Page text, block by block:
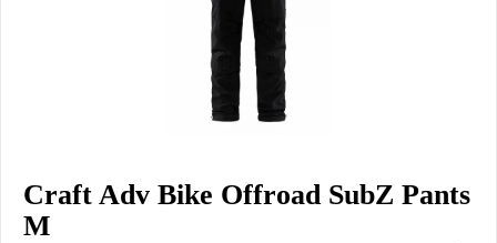
Craft Adv Bike Offroad SubZ Pants
M